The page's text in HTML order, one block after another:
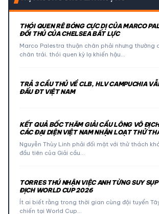
THÓI QUEN RÊ BÓNG CỰC DỊ CỦA MARCO
ĐỐI THỦ CỦA CHELSEA BẤT LỰC
Marco Palestra thuận chân phải nhưng thường
chân trái, thói quen kỳ lạ khiến hậu…
TRẢ 3 CẦU THỦ VỀ CLB, HLV CAMPUCHIA
ĐẤU ĐT VIỆT NAM
KẾT QUẢ BỐC THĂM GIẢI CẦU LÔNG VÔ
CÁC ĐẠI DIỆN VIỆT NAM NHẬN LOẠT THỬ
Nguyễn Thùy Linh phải đối mặt với thử thách
đầu tiên của Giải cầu…
TORRES THÚ NHẬN VIỆC ANH TỪNG SUY
ĐỊCH WORLD CUP 2026
Ít ai biết rằng trong thời gian cùng đội tuyển
chiến tại World Cup…